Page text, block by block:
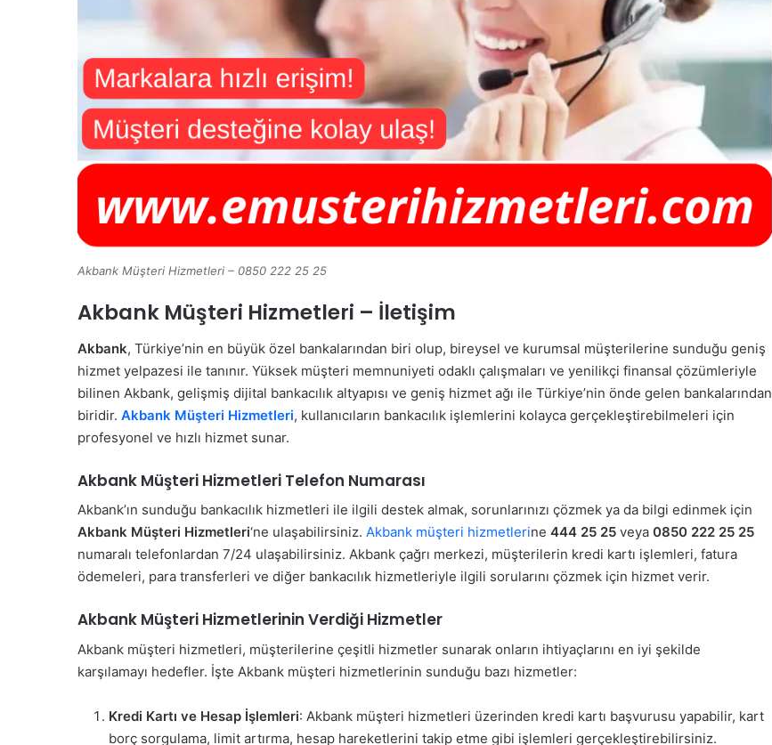
Akbank Müşteri Hizmetleri – 0850 222 25 25
Akbank Müşteri Hizmetleri – İletişim
Akbank, Türkiye’nin en büyük özel bankalarından biri olup, bireysel ve kurumsal müşterilerine sunduğu geniş
hizmet yelpazesi ile tanınır. Yüksek müşteri memnuniyeti odaklı çalışmaları ve yenilikçi finansal çözümleriyle
bilinen Akbank, gelişmiş dijital bankacılık altyapısı ve geniş hizmet ağı ile Türkiye’nin önde gelen bankalarından
biridir. Akbank Müşteri Hizmetleri, kullanıcıların bankacılık işlemlerini kolayca gerçekleştirebilmeleri için
profesyonel ve hızlı hizmet sunar.
Akbank Müşteri Hizmetleri Telefon Numarası
Akbank’ın sunduğu bankacılık hizmetleri ile ilgili destek almak, sorunlarınızı çözmek ya da bilgi edinmek için
Akbank Müşteri Hizmetleri‘ne ulaşabilirsiniz. Akbank müşteri hizmetlerine 444 25 25 veya 0850 222 25 25
numaralı telefonlardan 7/24 ulaşabilirsiniz. Akbank çağrı merkezi, müşterilerin kredi kartı işlemleri, fatura
ödemeleri, para transferleri ve diğer bankacılık hizmetleriyle ilgili sorularını çözmek için hizmet verir.
Akbank Müşteri Hizmetlerinin Verdiği Hizmetler
Akbank müşteri hizmetleri, müşterilerine çeşitli hizmetler sunarak onların ihtiyaçlarını en iyi şekilde
karşılamayı hedefler. İşte Akbank müşteri hizmetlerinin sunduğu bazı hizmetler:
Kredi Kartı ve Hesap İşlemleri: Akbank müşteri hizmetleri üzerinden kredi kartı başvurusu yapabilir, kart
borç sorgulama, limit artırma, hesap hareketlerini takip etme gibi işlemleri gerçekleştirebilirsiniz.